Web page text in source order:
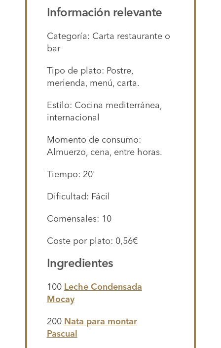
Información relevante
Categoría: Carta restaurante o
bar
Tipo de plato: Postre,
merienda, menú, carta.
Estilo: Cocina mediterránea,
internacional
Momento de consumo:
Almuerzo, cena, entre horas.
Tiempo: 20'
Dificultad: Fácil
Comensales: 10
Coste por plato: 0,56€
Ingredientes
100 Leche Condensada
Mocay
200 Nata para montar
Pascual